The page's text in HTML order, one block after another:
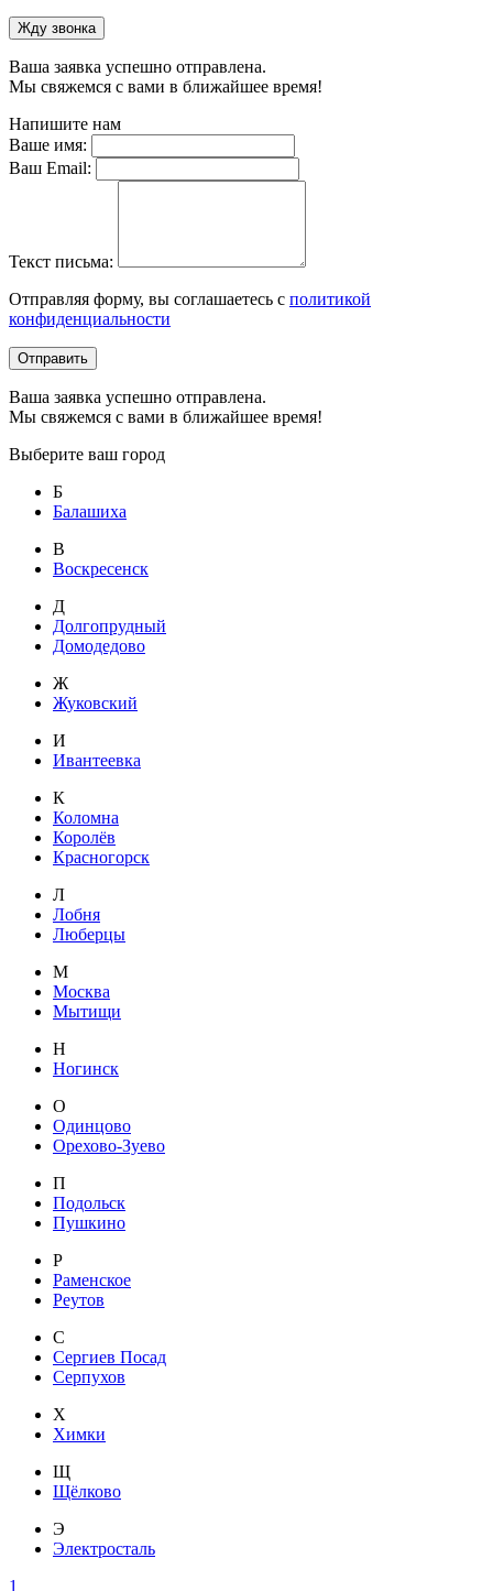
Жду звонка
Ваша заявка успешно отправлена.
Мы свяжемся с вами в ближайшее время!
Напишите нам
Ваше имя:
Ваш Email:
Текст письма:
Отправляя форму, вы соглашаетесь с политикой
конфиденциальности
Отправить
Ваша заявка успешно отправлена.
Мы свяжемся с вами в ближайшее время!
Выберите ваш город
Б
Балашиха
В
Воскресенск
Д
Долгопрудный
Домодедово
Ж
Жуковский
И
Ивантеевка
К
Коломна
Королёв
Красногорск
Л
Лобня
Люберцы
М
Москва
Мытищи
Н
Ногинск
О
Одинцово
Орехово-Зуево
П
Подольск
Пушкино
Р
Раменское
Реутов
С
Сергиев Посад
Серпухов
Х
Химки
Щ
Щёлково
Э
Электросталь
1